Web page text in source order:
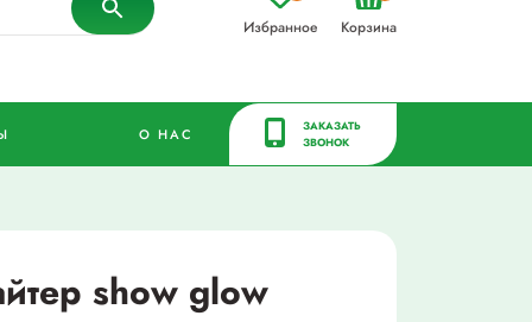
Избранное Корзина
О НАС
ЗАКАЗАТЬ
ЗВОНОК
show glow